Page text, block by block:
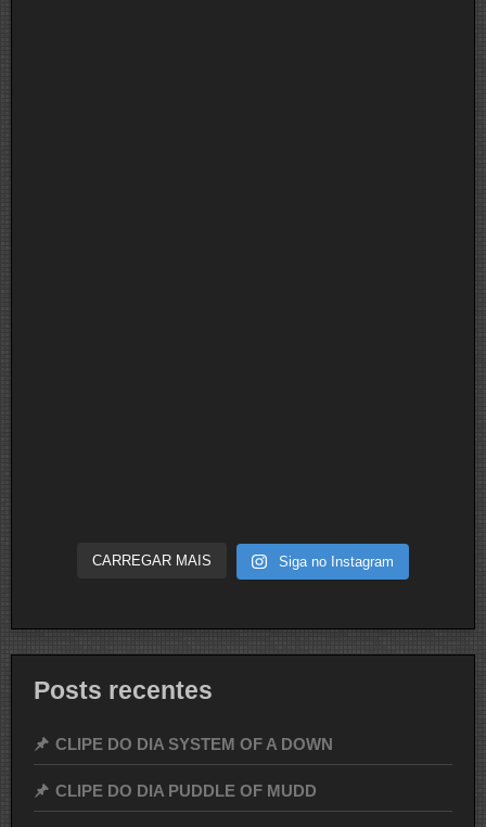
CARREGAR MAIS Siga no Instagram
Posts recentes
CLIPE DO DIA SYSTEM OF A DOWN
CLIPE DO DIA PUDDLE OF MUDD